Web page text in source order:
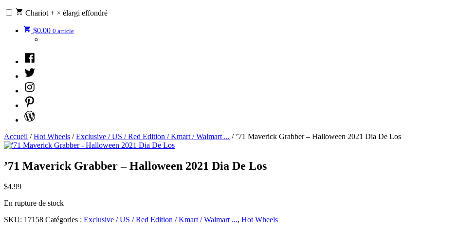
Chariot + × élargi effondré
$0.00 0 article
Facebook
Twitter
Instagram
Pinterest
WordPress
Accueil /Hot Wheels /Exclusive / US / Red Edition / Kmart / Walmart ... / ’71 Maverick Grabber – Halloween 2021 Dia De Los
’71 Maverick Grabber – Halloween 2021 Dia De Los
$4.99
En rupture de stock
SKU: 17158 Catégories : Exclusive / US / Red Edition / Kmart / Walmart ..., Hot Wheels